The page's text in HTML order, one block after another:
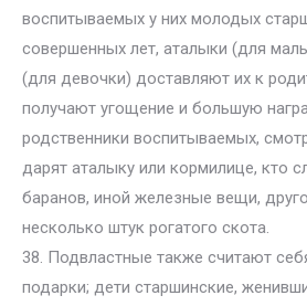
воспитываемых у них молодых
совершенных лет, аталыки (для
(для девочки) доставляют их к
получают угощение и большую
родственники воспитываемых,
дарят аталыку или кормилице, кто
баранов, иной железные вещи,
несколько штук рогатого скота.
38. Подвластные также считают
подарки; дети старшинские,